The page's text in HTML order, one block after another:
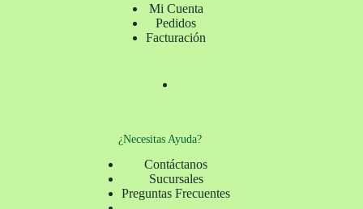
Mi Cuenta
Pedidos
Facturación
¿Necesitas Ayuda?
Contáctanos
Sucursales
Preguntas Frecuentes